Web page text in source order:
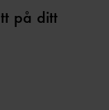
på ditt